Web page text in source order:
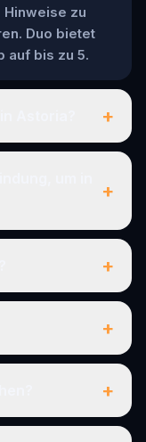
zu
Duo bietet
auf bis zu 5.
+
+
+
+
+